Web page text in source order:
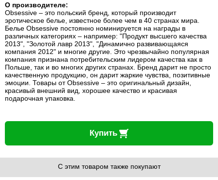
О производителе:
Obsessive – это польский бренд, который производит
эротическое белье, известное более чем в 40 странах мира.
Белье Obsessive постоянно номинируется на награды в
различных категориях – например: "Продукт высшего качества
2013", "Золотой лавр 2013", "Динамично развивающаяся
компания 2012" и многие другие. Это чрезвычайно популярная
компания признана потребительским лидером качества как в
Польше, так и во многих других странах. Бренд дарит не просто
качественную продукцию, он дарит жаркие чувства, позитивные
эмоции. Товары от Obsessive – это оригинальный дизайн,
красивый внешний вид, хорошее качество и красивая
подарочная упаковка.
Купить
С этим товаром также покупают